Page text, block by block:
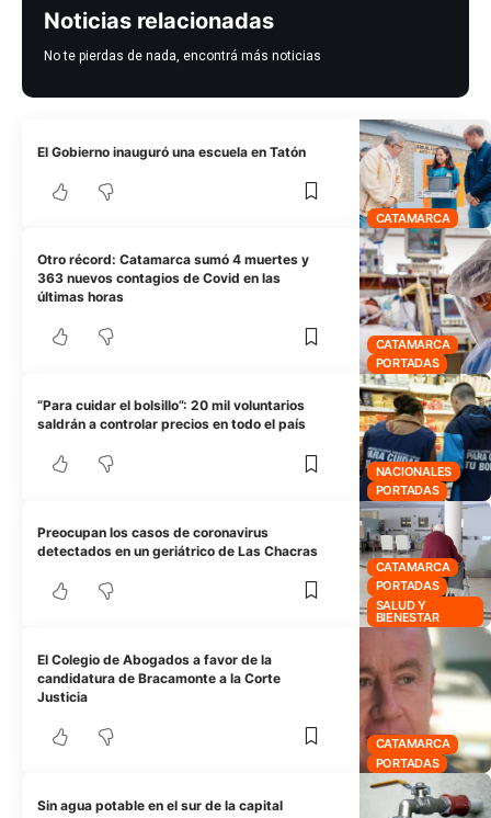
Noticias relacionadas
No te pierdas de nada, encontrá más noticias
CATAMARCA
El Gobierno inauguró una escuela en Tatón
CATAMARCA
PORTADAS
Otro récord: Catamarca sumó 4 muertes y
363 nuevos contagios de Covid en las
últimas horas
NACIONALES
PORTADAS
“Para cuidar el bolsillo”: 20 mil voluntarios
saldrán a controlar precios en todo el país
CATAMARCA
PORTADAS
SALUD Y
BIENESTAR
Preocupan los casos de coronavirus
detectados en un geriátrico de Las Chacras
CATAMARCA
PORTADAS
El Colegio de Abogados a favor de la
candidatura de Bracamonte a la Corte
Justicia
Sin agua potable en el sur de la capital